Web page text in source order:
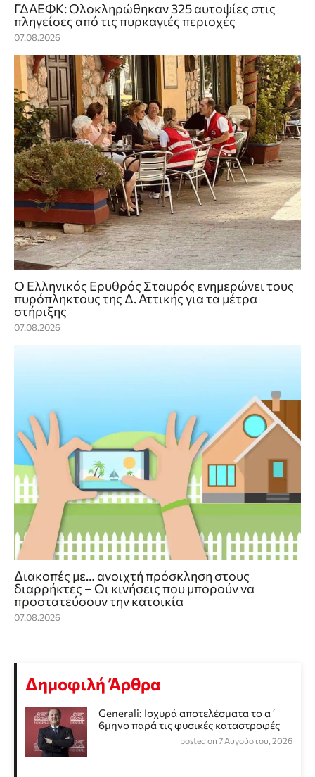
ΓΔΑΕΦΚ: Ολοκληρώθηκαν 325 αυτοψίες στις
πληγείσες από τις πυρκαγιές περιοχές
07.08.2026
Ο Ελληνικός Ερυθρός Σταυρός ενημερώνει τους
πυρόπληκτους της Δ. Αττικής για τα μέτρα
στήριξης
07.08.2026
Διακοπές με… ανοιχτή πρόσκληση στους
διαρρήκτες – Οι κινήσεις που μπορούν να
προστατεύσουν την κατοικία
07.08.2026
Δημοφιλή Άρθρα
Generali: Ισχυρά αποτελέσματα το α΄
6μηνο παρά τις φυσικές καταστροφές
posted on 7 Αυγούστου, 2026